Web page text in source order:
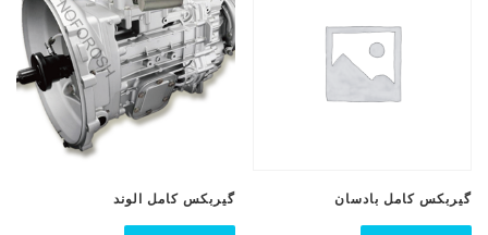
گیربکس کامل بادسان گیربکس کامل الوند